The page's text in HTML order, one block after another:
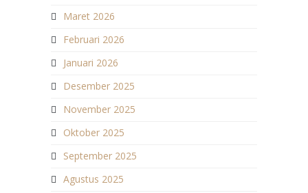
Maret 2026
Februari 2026
Januari 2026
Desember 2025
November 2025
Oktober 2025
September 2025
Agustus 2025